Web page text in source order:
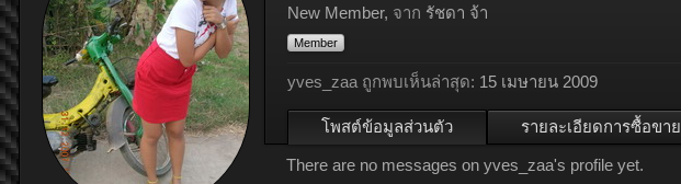
New Member, จาก รัชดา จ้า
Member
yves_zaa ถูกพบเห็นล่าสุด: 15 เมษายน 2009
โพสต์ข้อมูลส่วนตัว รายละเอียดการซื้อขาย
There are no messages on yves_zaa's profile yet.